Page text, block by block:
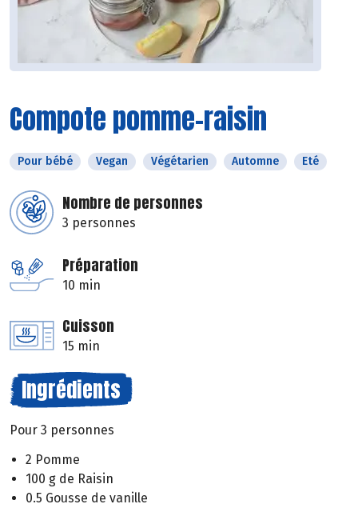
Compote pomme-raisin
Pour bébé Vegan Végétarien Automne Eté
Nombre de personnes
3 personnes
Préparation
10 min
Cuisson
15 min
Ingrédients
Pour 3 personnes
2 Pomme
100 g de Raisin
0.5 Gousse de vanille